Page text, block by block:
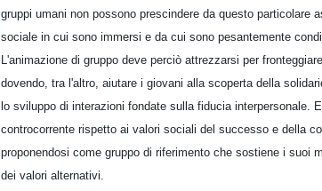
gruppi umani non possono prescindere da questo particolare
sociale in cui sono immersi e da cui sono pesantemente
L'animazione di gruppo deve perciò attrezzarsi per
dovendo, tra l'altro, aiutare i giovani alla scoperta della
lo sviluppo di interazioni fondate sulla fiducia interpersonale.
controcorrente rispetto ai valori sociali del successo e della
proponendosi come gruppo di riferimento che sostiene i suoi
dei valori alternativi.